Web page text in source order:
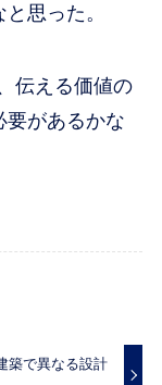
思った。
伝える価値の
要があるかな
築で異なる設計